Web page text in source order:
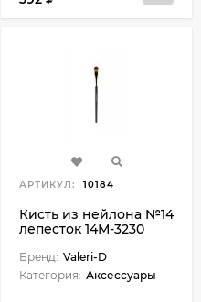
АРТИКУЛ: 10184
Кисть из нейлона №14
лепесток 14М-3230
Бренд: Valeri-D
Категория: Аксессуары